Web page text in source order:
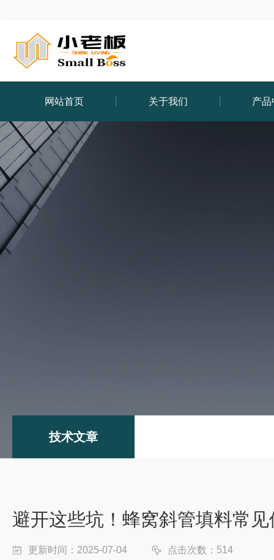
网站首页 关于我们 产品
技术文章
避开这些坑！蜂窝斜管填料常
更新时间：2025-07-04 点击次数：514